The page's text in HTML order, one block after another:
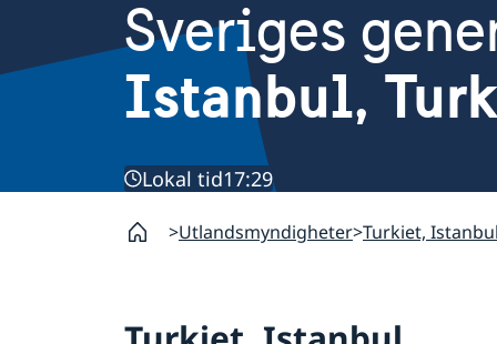
Sveriges
Istanbul,
Lokal tid17:29
Utlandsmyndigheter Turkiet, Istanbul